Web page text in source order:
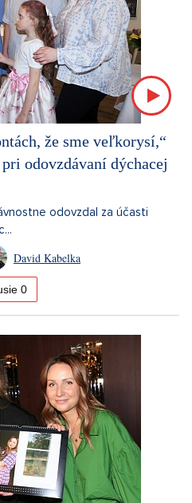
že sme veľkorysí,“
odovzdávaní dýchacej
odovzdal za účasti
David Kabelka
0